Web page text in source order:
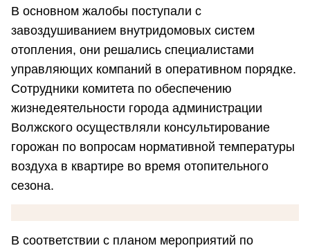
В основном жалобы поступали с
завоздушиванием внутридомовых систем
отопления, они решались специалистами
управляющих компаний в оперативном порядке.
Сотрудники комитета по обеспечению
жизнедеятельности города администрации
Волжского осуществляли консультирование
горожан по вопросам нормативной температуры
воздуха в квартире во время отопительного
сезона.
В соответствии с планом мероприятий по